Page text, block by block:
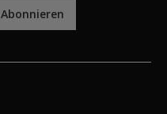
Abonnieren